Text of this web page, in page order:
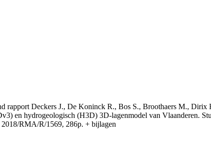
rapport Deckers J., De Koninck R., Bos S., Broothaers M.,
en hydrogeologisch (H3D) 3D-lagenmodel van Vlaanderen.
RMA/R/1569, 286p. + bijlagen